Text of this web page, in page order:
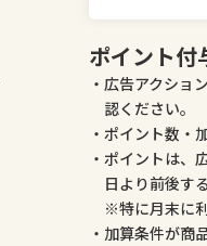
ポイント付
広告アクショ
認ください。
ポイント数・
ポイントは、
日より前後す
特に月末に
加算条件が商